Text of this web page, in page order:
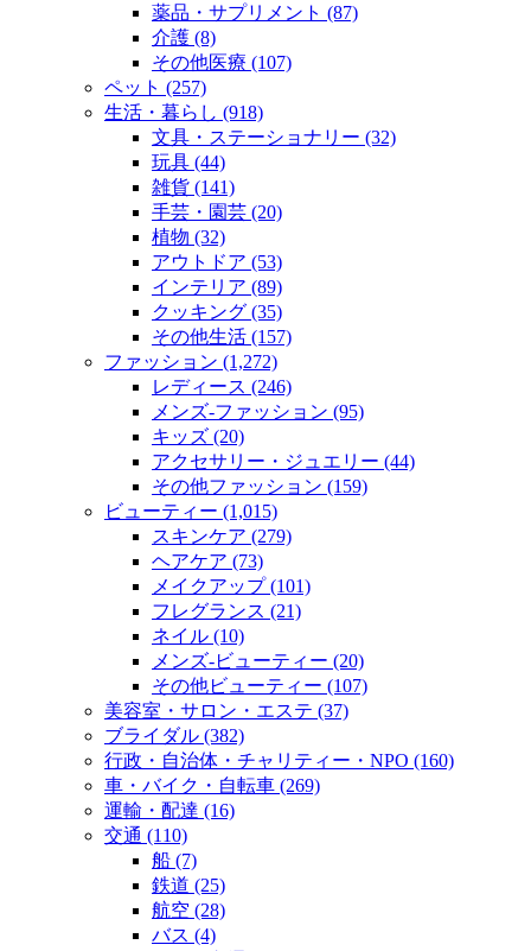
薬品・サプリメント (87)
介護 (8)
その他医療 (107)
ペット (257)
生活・暮らし (918)
文具・ステーショナリー (32)
玩具 (44)
雑貨 (141)
手芸・園芸 (20)
植物 (32)
アウトドア (53)
インテリア (89)
クッキング (35)
その他生活 (157)
ファッション (1,272)
レディース (246)
メンズ‐ファッション (95)
キッズ (20)
アクセサリー・ジュエリー (44)
その他ファッション (159)
ビューティー (1,015)
スキンケア (279)
ヘアケア (73)
メイクアップ (101)
フレグランス (21)
ネイル (10)
メンズ‐ビューティー (20)
その他ビューティー (107)
美容室・サロン・エステ (37)
ブライダル (382)
行政・自治体・チャリティー・NPO (160)
車・バイク・自転車 (269)
運輸・配達 (16)
交通 (110)
船 (7)
鉄道 (25)
航空 (28)
バス (4)